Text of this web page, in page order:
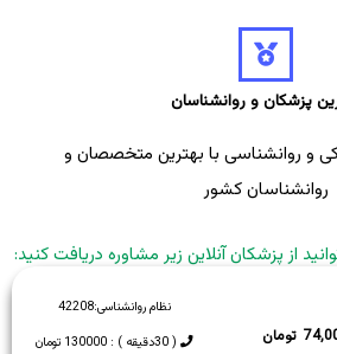
پزشکان و روانشناسان
و روانشناسی با بهترین متخصصان و
روانشناسان کشور
از پزشکان آنلاین زیر مشاوره دریافت کنید:
نظام روانشناسی:42208
( 30دقیقه ) : 130000 تومان